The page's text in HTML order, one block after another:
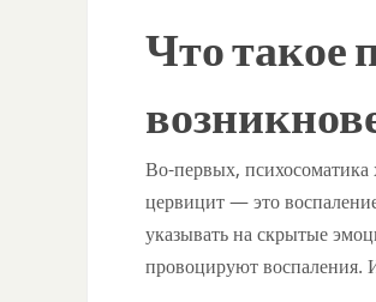
Что такое
Во-первых, психосоматика
цервицит — это
указывать на скрытые
провоцируют воспаления.